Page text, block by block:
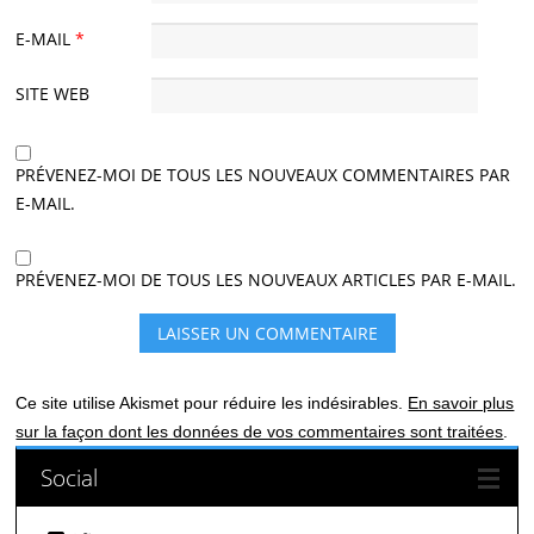
E-MAIL*
SITE WEB
PRÉVENEZ-MOI DE TOUS LES NOUVEAUX COMMENTAIRES PAR
E-MAIL.
PRÉVENEZ-MOI DE TOUS LES NOUVEAUX ARTICLES PAR E-MAIL.
Ce site utilise Akismet pour réduire les indésirables. En savoir plus
sur la façon dont les données de vos commentaires sont traitées.
Social